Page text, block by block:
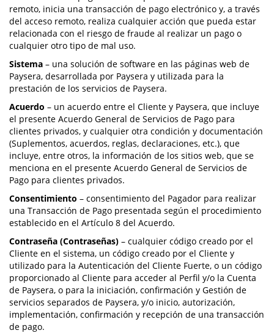
remoto, inicia una transacción de pago electrónico y, a través
del acceso remoto, realiza cualquier acción que pueda estar
relacionada con el riesgo de fraude al realizar un pago o
cualquier otro tipo de mal uso.
Sistema – una solución de software en las páginas web de
Paysera, desarrollada por Paysera y utilizada para la
prestación de los servicios de Paysera.
Acuerdo – un acuerdo entre el Cliente y Paysera, que incluye
el presente Acuerdo General de Servicios de Pago para
clientes privados, y cualquier otra condición y documentación
(Suplementos, acuerdos, reglas, declaraciones, etc.), que
incluye, entre otros, la información de los sitios web, que se
menciona en el presente Acuerdo General de Servicios de
Pago para clientes privados.
Consentimiento – consentimiento del Pagador para realizar
una Transacción de Pago presentada según el procedimiento
establecido en el Artículo 8 del Acuerdo.
Contraseña (Contraseñas) – cualquier código creado por el
Cliente en el sistema, un código creado por el Cliente y
utilizado para la Autenticación del Cliente Fuerte, o un código
proporcionado al Cliente para acceder al Perfil y/o la Cuenta
de Paysera, o para la iniciación, confirmación y Gestión de
servicios separados de Paysera, y/o inicio, autorización,
implementación, confirmación y recepción de una transacción
de pago.